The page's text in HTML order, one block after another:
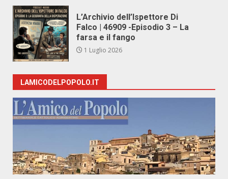
L’Archivio dell’Ispettore Di
Falco | 46909 -Episodio 3 – La
farsa e il fango
1 Luglio 2026
LAMICODELPOPOLO.IT